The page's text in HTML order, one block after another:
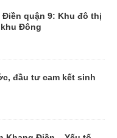
Điền quận 9: Khu đô thị
Đông
đầu tư cam kết sinh